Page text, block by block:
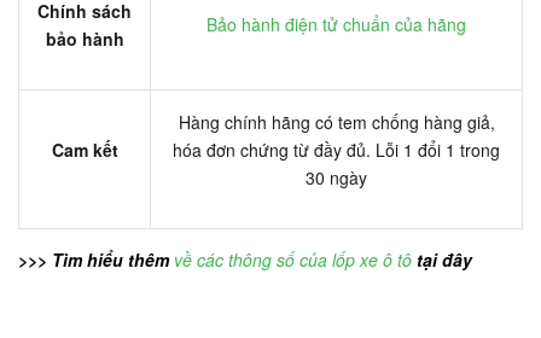
Chính sách
bảo hành
Bảo hành điện tử chuẩn của hãng
Cam kết
Hàng chính hãng có tem chống hàng giả,
hóa đơn chứng từ đầy đủ. Lỗi 1 đổi 1 trong
30 ngày
>>> Tìm hiểu thêm về các thông số của lốp xe ô tô tại đây